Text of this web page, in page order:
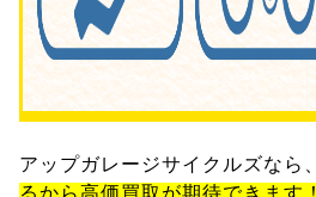
アップガレージサイクルズなら、
るから高価買取が期待できます！